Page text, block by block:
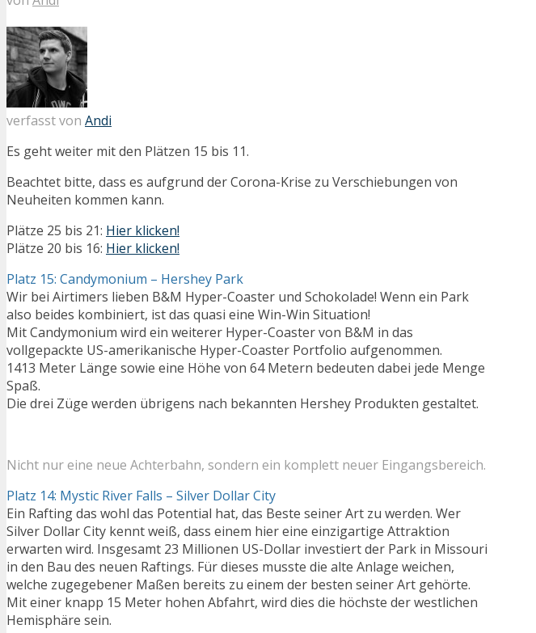
verfasst von Andi
Es geht weiter mit den Plätzen 15 bis 11.
Beachtet bitte, dass es aufgrund der Corona-Krise zu Verschiebungen von
Neuheiten kommen kann.
Plätze 25 bis 21: Hier klicken!
Plätze 20 bis 16: Hier klicken!
Platz 15: Candymonium – Hershey Park
Wir bei Airtimers lieben B&M Hyper-Coaster und Schokolade! Wenn ein Park
also beides kombiniert, ist das quasi eine Win-Win Situation!
Mit Candymonium wird ein weiterer Hyper-Coaster von B&M in das
vollgepackte US-amerikanische Hyper-Coaster Portfolio aufgenommen.
1413 Meter Länge sowie eine Höhe von 64 Metern bedeuten dabei jede Menge
Spaß.
Die drei Züge werden übrigens nach bekannten Hershey Produkten gestaltet.
Nicht nur eine neue Achterbahn, sondern ein komplett neuer Eingangsbereich.
Platz 14: Mystic River Falls – Silver Dollar City
Ein Rafting das wohl das Potential hat, das Beste seiner Art zu werden. Wer
Silver Dollar City kennt weiß, dass einem hier eine einzigartige Attraktion
erwarten wird. Insgesamt 23 Millionen US-Dollar investiert der Park in Missouri
in den Bau des neuen Raftings. Für dieses musste die alte Anlage weichen,
welche zugegebener Maßen bereits zu einem der besten seiner Art gehörte.
Mit einer knapp 15 Meter hohen Abfahrt, wird dies die höchste der westlichen
Hemisphäre sein.